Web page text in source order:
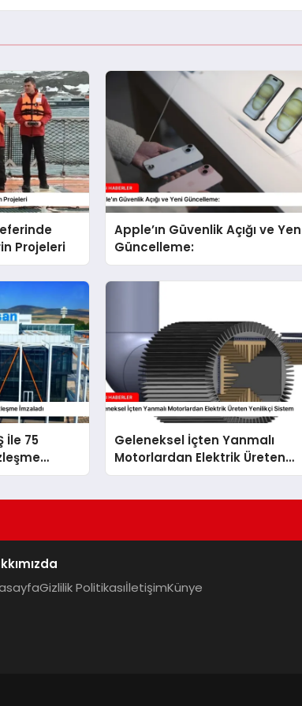
Projeleri
Apple’ın Güvenlik Açığı ve
Güncelleme:
İle 75
Geleneksel İçten Yanmalı
Motorlardan Elektrik Üreten
Yenilikçi Sistem
Gizlilik PolitikasıİletişimKünye